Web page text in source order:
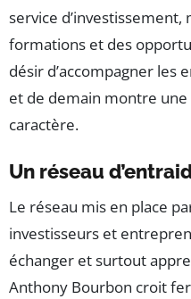
service
formations et des
désir d’accompagner les
et de demain montre
caractère.
Un réseau
Le réseau mis en place
investisseurs et
échanger et surtout
Anthony Bourbon croit